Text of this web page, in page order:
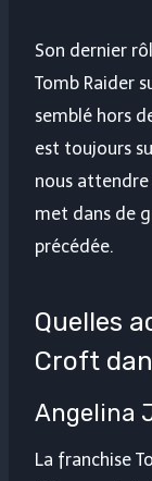
Son dernier
Tomb Raider
semblé hors
est toujours
nous attendre
met dans de
précédée.
Quelles
Croft
Angelina
La franchise